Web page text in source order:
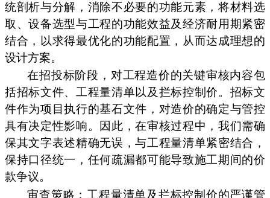
统剖析与分解，消除不必要的功能元素，将材料选
取、设备选型与工程的功能效益及经济耐用期紧密
结合，以求得最优化的功能配置，从而达成理想的
设计方案。
在招投标阶段，对工程造价的关键审核内容包
括招标文件、工程量清单以及拦标控制价。招标文
件作为项目执行的基石文件，对造价的确定与管控
具有决定性影响。因此，在审核过程中，我们需确
保其文字表述精确无误，与工程量清单紧密结合，
保持口径统一，任何疏漏都可能导致施工期间的价
款争议。
审查策略：工程量清单及拦标控制价的严谨管